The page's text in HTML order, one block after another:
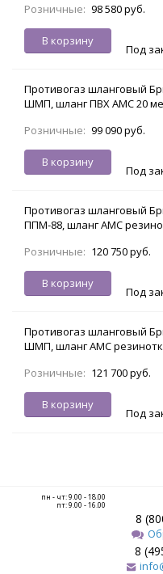
Розничные: 98 580 руб.
В корзину
Под
Противогаз шланговый
ШМП, шланг ПВХ АМС 20
Розничные: 99 090 руб.
В корзину
Под
Противогаз шланговый
ППМ-88, шланг АМС
Розничные: 120 750 руб.
В корзину
Под
Противогаз шланговый
ШМП, шланг АМС
Розничные: 121 700 руб.
В корзину
Под
пн - чт: 9.00 - 18.00
пт: 9.00 - 16.00
8
8